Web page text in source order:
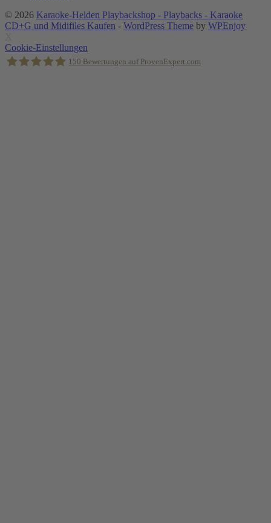
© 2026 Karaoke-Helden Playbackshop - Playbacks - Karaoke
CD+G und Midifiles Kaufen - WordPress Theme by WPEnjoy
Cookie-Einstellungen
150 Bewertungen auf ProvenExpert.com